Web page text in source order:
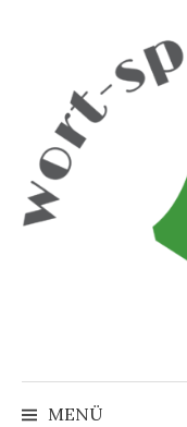
MENÜ